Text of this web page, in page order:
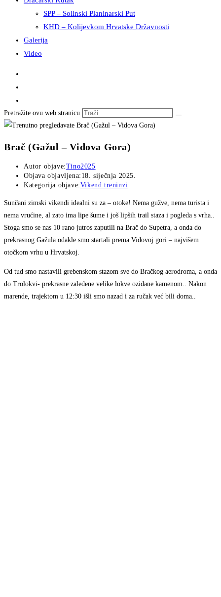
SPP – Solinski Planinarski Put
KHD – Kolijevkom Hrvatske Državnosti
Galerija
Video
Pretražite ovu web stranicu
Brač (Gažul – Vidova Gora)
Autor objave:Tino2025
Objava objavljena: 18. siječnja 2025.
Kategorija objave:Vikend treninzi
Sunčani zimski vikendi idealni su za – otoke! Nema gužve, nema turista i
nema vrućine, al zato ima lipe šume i još lipših trail staza i pogleda s vrha..
Stoga smo se nas 10 rano jutros zaputili na Brač do Supetra, a onda do
prekrasnog Gažula odakle smo startali prema Vidovoj gori – najvišem
otočkom vrhu u Hrvatskoj.
Od tud smo nastavili grebenskom stazom sve do Bračkog aerodroma, a onda
do Trolokvi- prekrasne zaleđene velike lokve oziđane kamenom.. Nakon
marende, trajektom u 12:30 išli smo nazad i za ručak već bili doma..